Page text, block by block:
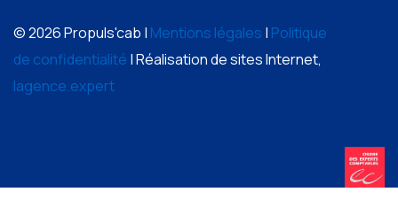
© 2026 Propuls'cab | Mentions légales | Politique
de confidentialité | Réalisation de sites Internet,
lagence.expert